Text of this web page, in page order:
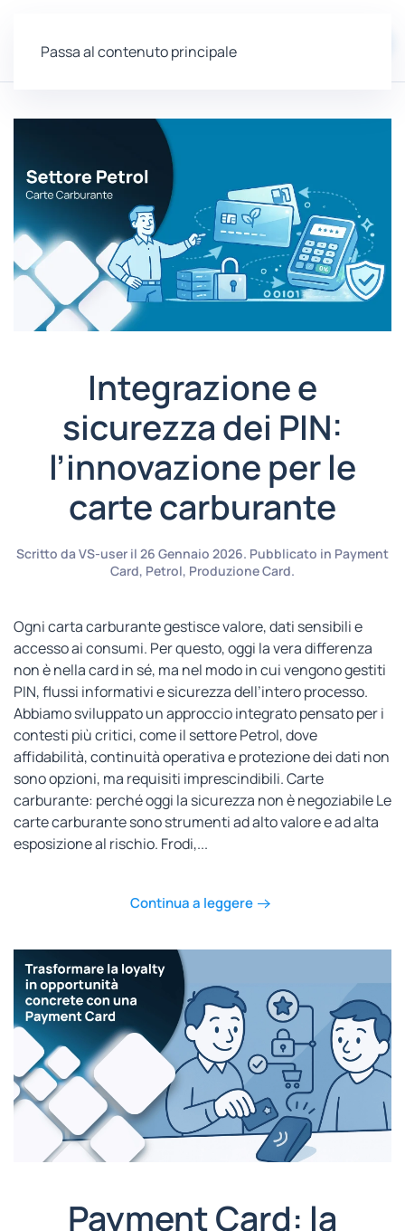
Passa al contenuto principale
Integrazione e
sicurezza dei PIN:
l’innovazione per le
carte carburante
Scritto da VS-user il 26 Gennaio 2026. Pubblicato in Payment
Card, Petrol, Produzione Card.
Ogni carta carburante gestisce valore, dati sensibili e
accesso ai consumi. Per questo, oggi la vera differenza
non è nella card in sé, ma nel modo in cui vengono gestiti
PIN, flussi informativi e sicurezza dell’intero processo.
Abbiamo sviluppato un approccio integrato pensato per i
contesti più critici, come il settore Petrol, dove
affidabilità, continuità operativa e protezione dei dati non
sono opzioni, ma requisiti imprescindibili. Carte
carburante: perché oggi la sicurezza non è negoziabile Le
carte carburante sono strumenti ad alto valore e ad alta
esposizione al rischio. Frodi,...
Continua a leggere
Payment Card: la